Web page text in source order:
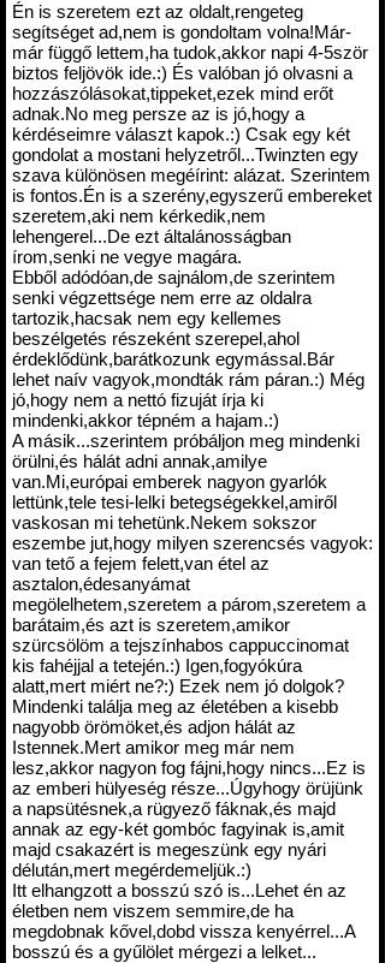
Én is szeretem ezt az oldalt,rengeteg
segítséget ad,nem is gondoltam volna!Már-
már függő lettem,ha tudok,akkor napi 4-5ször
biztos feljövök ide.:) És valóban jó olvasni a
hozzászólásokat,tippeket,ezek mind erőt
adnak.No meg persze az is jó,hogy a
kérdéseimre választ kapok.:) Csak egy két
gondolat a mostani helyzetről...Twinzten egy
szava különösen megéírint: alázat. Szerintem
is fontos.Én is a szerény,egyszerű embereket
szeretem,aki nem kérkedik,nem
lehengerel...De ezt általánosságban
írom,senki ne vegye magára.
Ebből adódóan,de sajnálom,de szerintem
senki végzettsége nem erre az oldalra
tartozik,hacsak nem egy kellemes
beszélgetés részeként szerepel,ahol
érdeklődünk,barátkozunk egymással.Bár
lehet naív vagyok,mondták rám páran.:) Még
jó,hogy nem a nettó fizuját írja ki
mindenki,akkor tépném a hajam.:)
A másik...szerintem próbáljon meg mindenki
örülni,és hálát adni annak,amilye
van.Mi,európai emberek nagyon gyarlók
lettünk,tele tesi-lelki betegségekkel,amiről
vaskosan mi tehetünk.Nekem sokszor
eszembe jut,hogy milyen szerencsés vagyok:
van tető a fejem felett,van étel az
asztalon,édesanyámat
megölelhetem,szeretem a párom,szeretem a
barátaim,és azt is szeretem,amikor
szürcsölöm a tejszínhabos cappuccinomat
kis fahéjjal a tetején.:) Igen,fogyókúra
alatt,mert miért ne?:) Ezek nem jó dolgok?
Mindenki találja meg az életében a kisebb
nagyobb örömöket,és adjon hálát az
Istennek.Mert amikor meg már nem
lesz,akkor nagyon fog fájni,hogy nincs...Ez is
az emberi hülyeség része...Úgyhogy örüjünk
a napsütésnek,a rügyező fáknak,és majd
annak az egy-két gombóc fagyinak is,amit
majd csakazért is megeszünk egy nyári
délután,mert megérdemeljük.:)
Itt elhangzott a bosszú szó is...Lehet én az
életben nem viszem semmire,de ha
megdobnak kővel,dobd vissza kenyérrel...A
bosszú és a gyűlölet mérgezi a lelket...